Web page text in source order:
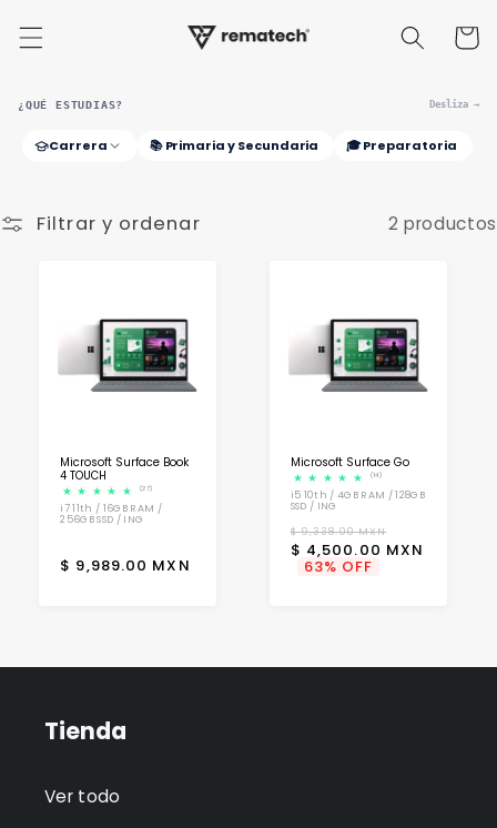
directamente
al contenido
Carrito
¿QUÉ ESTUDIAS? Desliza →
Carrera 📚 Primaria y Secundaria 🎓 Preparatoria
Filtrar y ordenar 2 productos
Microsoft Surface Book
4 TOUCH
(27)
i7 11th / 16GB RAM /
256GB SSD / ING
Precio
$ 9,989.00 MXN
Microsoft Surface Go
(14)
i5 10th / 4GB RAM / 128GB
SSD / ING
Precio
habitual
$ 9,338.00 MXN
de
$ 4,500.00 MXN
63% OFF
Tienda
Ver todo